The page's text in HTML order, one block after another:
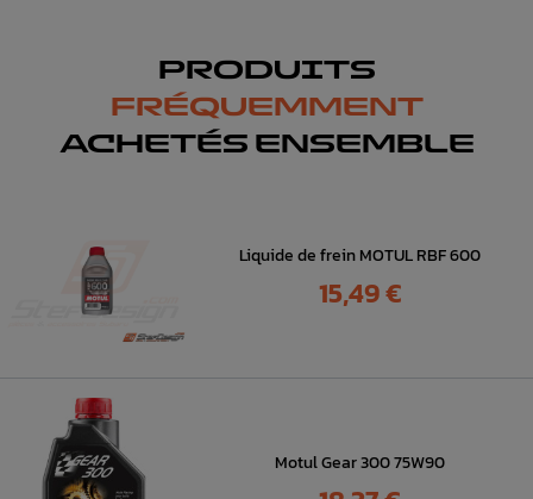
PRODUITS
FRÉQUEMMENT
ACHETÉS ENSEMBLE
Liquide de frein MOTUL RBF 600
Prix
15,49 €
Motul Gear 300 75W90
Prix